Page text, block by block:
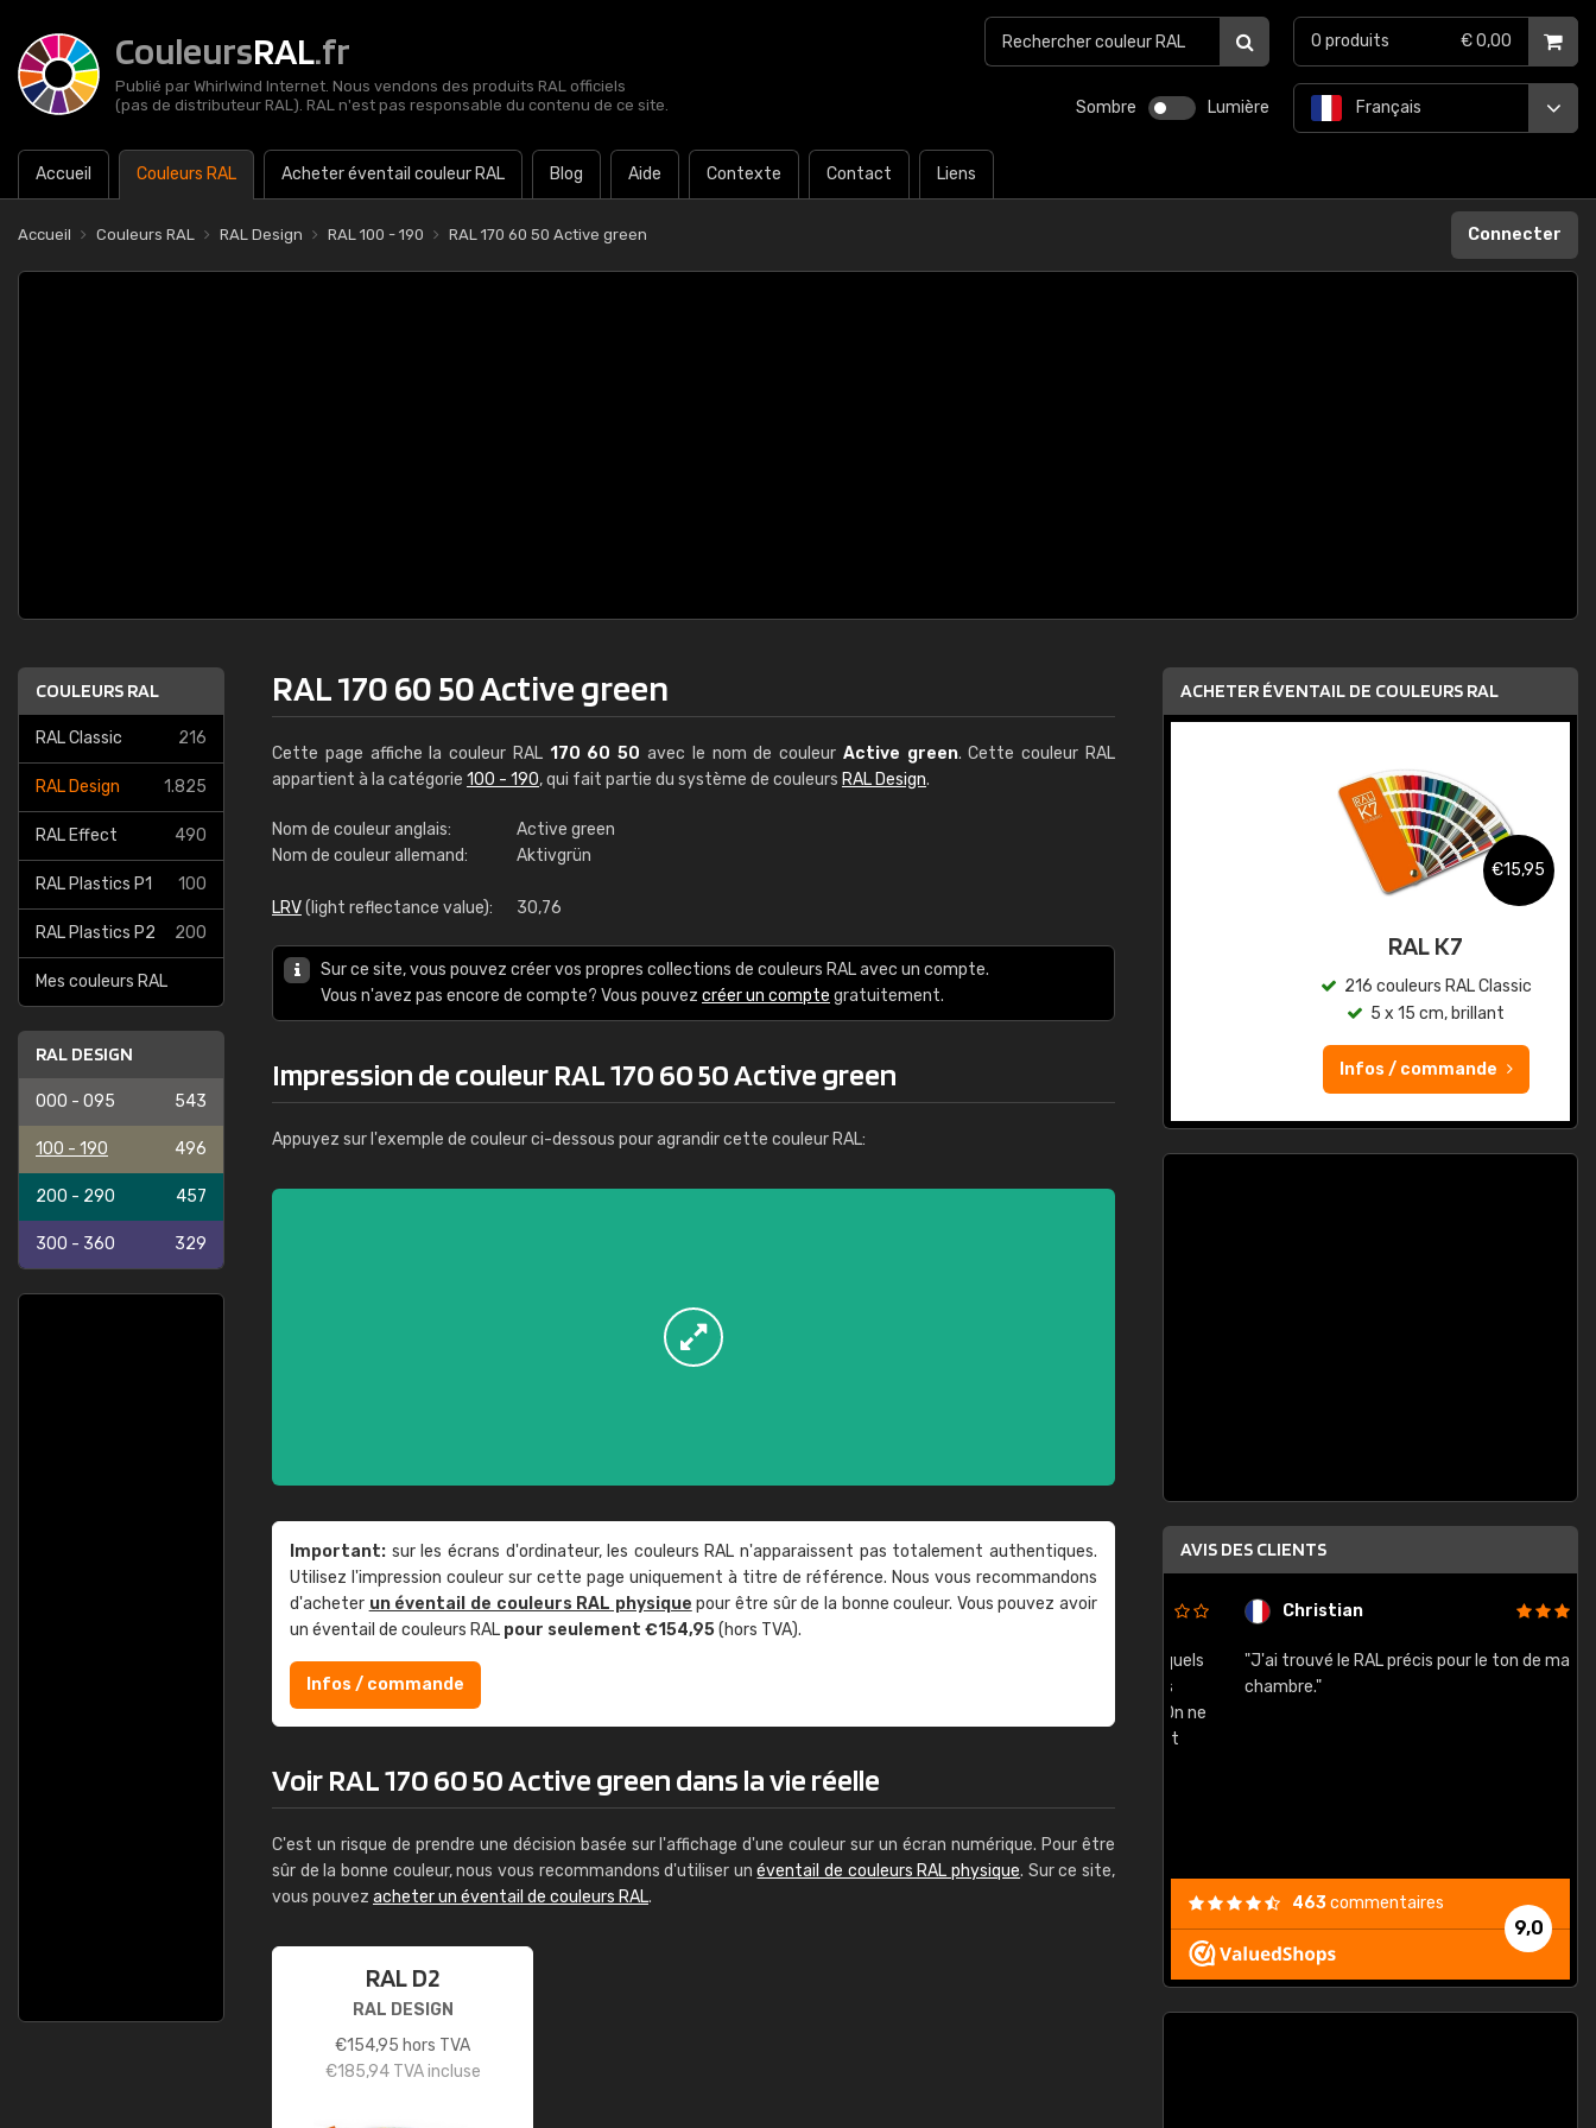
CouleursRAL.fr
Publié par Whirlwind Internet. Nous vendons des produits RAL officiels
(pas de distributeur RAL). RAL n'est pas responsable du contenu de ce site.
Sombre Lumière
Accueil Couleurs RAL Acheter éventail couleur RAL Blog Aide Contexte Contact Liens
Français
0 produits € 0,00
Accueil Couleurs RAL RAL Design RAL 100 - 190 RAL 170 60 50 Active green Connecter
COULEURS RAL
RAL Classic 216
RAL Design 1.825
RAL Effect 490
RAL Plastics P1 100
RAL Plastics P2 200
Mes couleurs RAL
RAL DESIGN
000 - 095 543
100 - 190 496
200 - 290 457
300 - 360 329
RAL 170 60 50 Active green
Cette page affiche la couleur RAL 170 60 50 avec le nom de couleur Active green. Cette couleur RAL
appartient à la catégorie 100 - 190, qui fait partie du système de couleurs RAL Design.
Nom de couleur anglais:
Active green
Nom de couleur allemand:
Aktivgrün
LRV(light reflectance value): 30,76
Sur ce site, vous pouvez créer vos propres collections de couleurs RAL avec un compte.
Vous n'avez pas encore de compte? Vous pouvez créer un compte gratuitement.
Impression de couleur RAL 170 60 50 Active green
Appuyez sur l'exemple de couleur ci-dessous pour agrandir cette couleur RAL:
Important: sur les écrans d'ordinateur, les couleurs RAL n'apparaissent pas totalement authentiques.
Utilisez l'impression couleur sur cette page uniquement à titre de référence. Nous vous recommandons
d'acheter un éventail de couleurs RAL physique pour être sûr de la bonne couleur. Vous pouvez avoir
un éventail de couleurs RAL pour seulement €154,95(hors TVA).
Infos / commande
Voir RAL 170 60 50 Active green dans la vie réelle
C'est un risque de prendre une décision basée sur l'affichage d'une couleur sur un écran numérique. Pour être
sûr de la bonne couleur, nous vous recommandons d'utiliser unéventail de couleurs RAL physique. Sur ce site,
vous pouvez acheter un éventail de couleurs RAL.
RAL D2
RAL DESIGN
€154,95 hors TVA
€185,94TVA incluse
ACHETER ÉVENTAIL DE COULEURS RAL
RAL K7 à base d'eau
216 couleurs RAL Classic
Infos / commande
€15,95
RAL K7
216 couleurs RAL Classic
5 x 15 cm, brillant
Infos / commande
AVIS DES CLIENTS
Guillaume Euvrard Christian
"J'ai trouvé le RAL précis pour le ton de ma
chambre."
9,0
463commentaires